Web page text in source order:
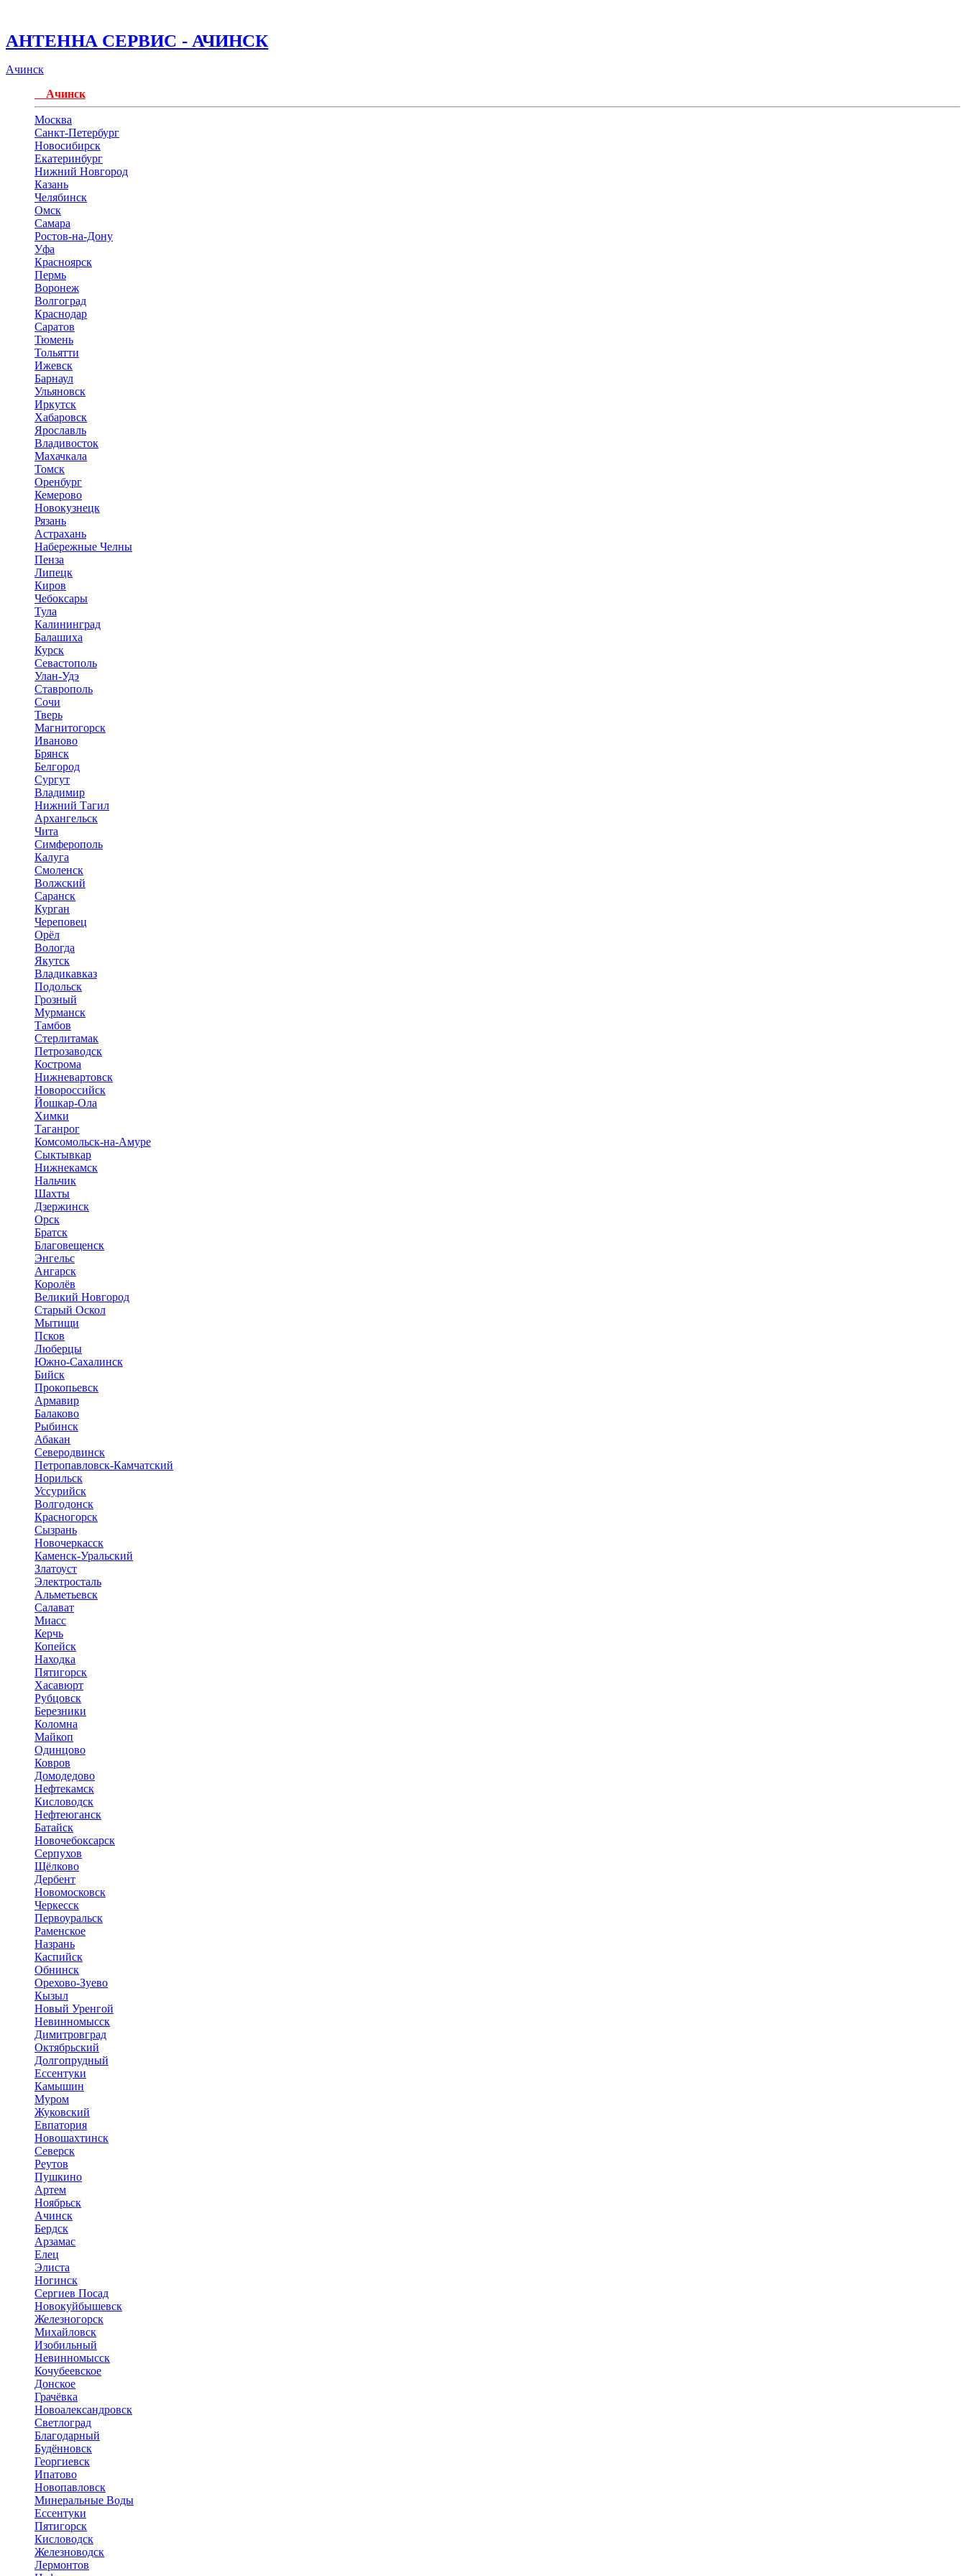
АНТЕННА СЕРВИС - АЧИНСК
Ачинск
Ачинск
Москва
Санкт-Петербург
Новосибирск
Екатеринбург
Нижний Новгород
Казань
Челябинск
Омск
Самара
Ростов-на-Дону
Уфа
Красноярск
Пермь
Воронеж
Волгоград
Краснодар
Саратов
Тюмень
Тольятти
Ижевск
Барнаул
Ульяновск
Иркутск
Хабаровск
Ярославль
Владивосток
Махачкала
Томск
Оренбург
Кемерово
Новокузнецк
Рязань
Астрахань
Набережные Челны
Пенза
Липецк
Киров
Чебоксары
Тула
Калининград
Балашиха
Курск
Севастополь
Улан-Удэ
Ставрополь
Сочи
Тверь
Магнитогорск
Иваново
Брянск
Белгород
Сургут
Владимир
Нижний Тагил
Архангельск
Чита
Симферополь
Калуга
Смоленск
Волжский
Саранск
Курган
Череповец
Орёл
Вологда
Якутск
Владикавказ
Подольск
Грозный
Мурманск
Тамбов
Стерлитамак
Петрозаводск
Кострома
Нижневартовск
Новороссийск
Йошкар-Ола
Химки
Таганрог
Комсомольск-на-Амуре
Сыктывкар
Нижнекамск
Нальчик
Шахты
Дзержинск
Орск
Братск
Благовещенск
Энгельс
Ангарск
Королёв
Великий Новгород
Старый Оскол
Мытищи
Псков
Люберцы
Южно-Сахалинск
Бийск
Прокопьевск
Армавир
Балаково
Рыбинск
Абакан
Северодвинск
Петропавловск-Камчатский
Норильск
Уссурийск
Волгодонск
Красногорск
Сызрань
Новочеркасск
Каменск-Уральский
Златоуст
Электросталь
Альметьевск
Салават
Миасс
Керчь
Копейск
Находка
Пятигорск
Хасавюрт
Рубцовск
Березники
Коломна
Майкоп
Одинцово
Ковров
Домодедово
Нефтекамск
Кисловодск
Нефтеюганск
Батайск
Новочебоксарск
Серпухов
Щёлково
Дербент
Новомосковск
Черкесск
Первоуральск
Раменское
Назрань
Каспийск
Обнинск
Орехово-Зуево
Кызыл
Новый Уренгой
Невинномысск
Димитровград
Октябрьский
Долгопрудный
Ессентуки
Камышин
Муром
Жуковский
Евпатория
Новошахтинск
Северск
Реутов
Пушкино
Артем
Ноябрьск
Ачинск
Бердск
Арзамас
Елец
Элиста
Ногинск
Сергиев Посад
Новокуйбышевск
Железногорск
Михайловск
Изобильный
Невинномысск
Кочубеевское
Донское
Грачёвка
Новоалександровск
Светлоград
Благодарный
Будённовск
Георгиевск
Ипатово
Новопавловск
Минеральные Воды
Ессентуки
Пятигорск
Кисловодск
Железноводск
Лермонтов